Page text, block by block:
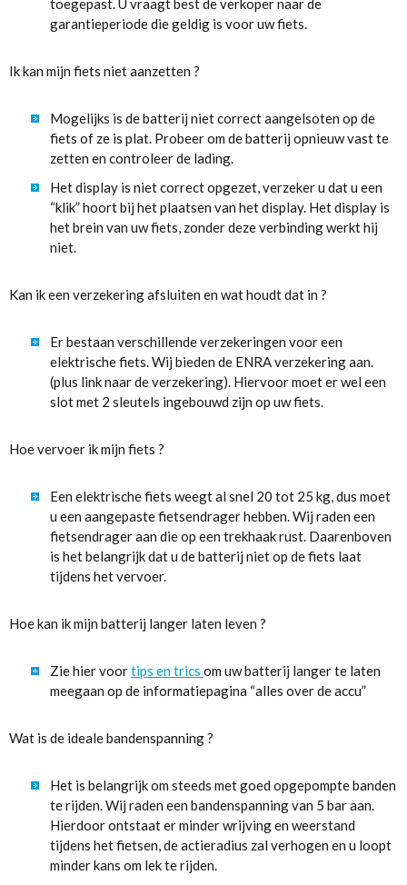
toegepast. U vraagt best de verkoper naar de
garantieperiode die geldig is voor uw fiets.
Ik kan mijn fiets niet aanzetten ?
Mogelijks is de batterij niet correct aangelsoten op de
fiets of ze is plat. Probeer om de batterij opnieuw vast te
zetten en controleer de lading.
Het display is niet correct opgezet, verzeker u dat u een
“klik” hoort bij het plaatsen van het display. Het display is
het brein van uw fiets, zonder deze verbinding werkt hij
niet.
Kan ik een verzekering afsluiten en wat houdt dat in ?
Er bestaan verschillende verzekeringen voor een
elektrische fiets. Wij bieden de ENRA verzekering aan.
(plus link naar de verzekering). Hiervoor moet er wel een
slot met 2 sleutels ingebouwd zijn op uw fiets.
Hoe vervoer ik mijn fiets ?
Een elektrische fiets weegt al snel 20 tot 25 kg, dus moet
u een aangepaste fietsendrager hebben. Wij raden een
fietsendrager aan die op een trekhaak rust. Daarenboven
is het belangrijk dat u de batterij niet op de fiets laat
tijdens het vervoer.
Hoe kan ik mijn batterij langer laten leven ?
Zie hier voortips en trics om uw batterij langer te laten
meegaan op de informatiepagina “alles over de accu”
Wat is de ideale bandenspanning ?
Het is belangrijk om steeds met goed opgepompte banden
te rijden. Wij raden een bandenspanning van 5 bar aan.
Hierdoor ontstaat er minder wrijving en weerstand
tijdens het fietsen, de actieradius zal verhogen en u loopt
minder kans om lek te rijden.